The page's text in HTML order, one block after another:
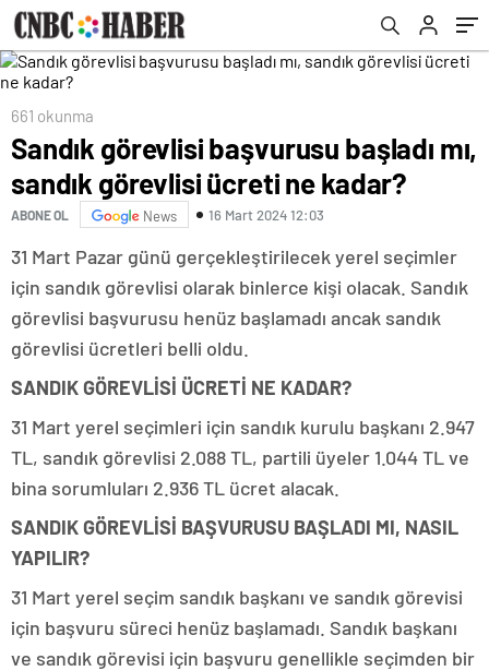
661 okunma
Sandık görevlisi başvurusu başladı mı,
sandık görevlisi ücreti ne kadar?
ABONE OL News 16 Mart 2024 12:03
31 Mart Pazar günü gerçekleştirilecek yerel seçimler
için sandık görevlisi olarak binlerce kişi olacak. Sandık
görevlisi başvurusu henüz başlamadı ancak sandık
görevlisi ücretleri belli oldu.
SANDIK GÖREVLİSİ ÜCRETİ NE KADAR?
31 Mart yerel seçimleri için sandık kurulu başkanı 2.947
TL, sandık görevlisi 2.088 TL, partili üyeler 1.044 TL ve
bina sorumluları 2.936 TL ücret alacak.
SANDIK GÖREVLİSİ BAŞVURUSU BAŞLADI MI, NASIL
YAPILIR?
31 Mart yerel seçim sandık başkanı ve sandık görevisi
için başvuru süreci henüz başlamadı. Sandık başkanı
ve sandık görevisi için başvuru genellikle seçimden bir